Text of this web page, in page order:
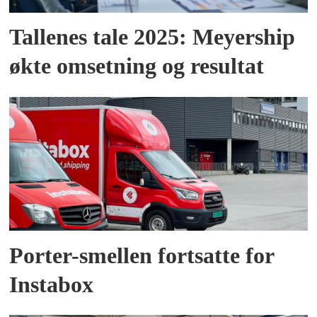
Tallenes tale 2025: Meyership
økte omsetning og resultat
Porter-smellen fortsatte for
Instabox